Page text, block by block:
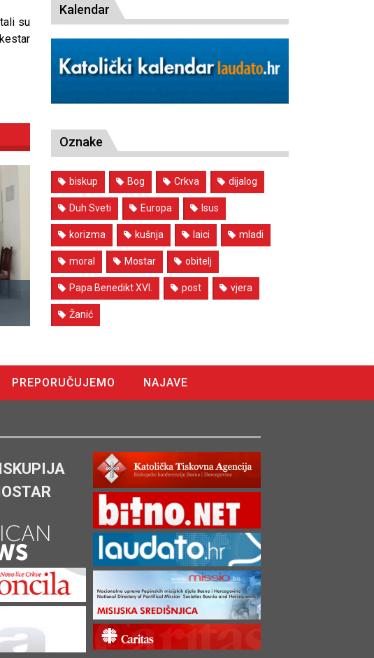
su
Kalendar
Oznake
biskup Bog Crkva dijalog
Duh Sveti Europa Isus
korizma kušnja laici mladi
moral Mostar obitelj
Papa Benedikt XVI. post vjera
Žanić
PREPORUČUJEMO
NAJAVE